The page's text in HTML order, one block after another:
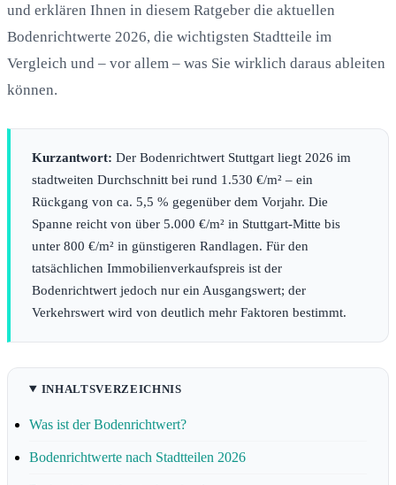
und erklären Ihnen in diesem Ratgeber die aktuellen
Bodenrichtwerte 2026, die wichtigsten Stadtteile im
Vergleich und – vor allem – was Sie wirklich daraus ableiten
können.
Kurzantwort: Der Bodenrichtwert Stuttgart liegt 2026 im
stadtweiten Durchschnitt bei rund 1.530 €/m² – ein
Rückgang von ca. 5,5 % gegenüber dem Vorjahr. Die
Spanne reicht von über 5.000 €/m² in Stuttgart-Mitte bis
unter 800 €/m² in günstigeren Randlagen. Für den
tatsächlichen Immobilienverkaufspreis ist der
Bodenrichtwert jedoch nur ein Ausgangswert; der
Verkehrswert wird von deutlich mehr Faktoren bestimmt.
INHALTSVERZEICHNIS
Was ist der Bodenrichtwert?
Bodenrichtwerte nach Stadtteilen 2026